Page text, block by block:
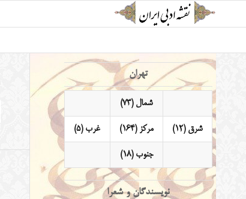
تهران
شمال (73)
شرق (12) مرکز (164) غرب (5)
جنوب (18)
نویسندگان و شعرا